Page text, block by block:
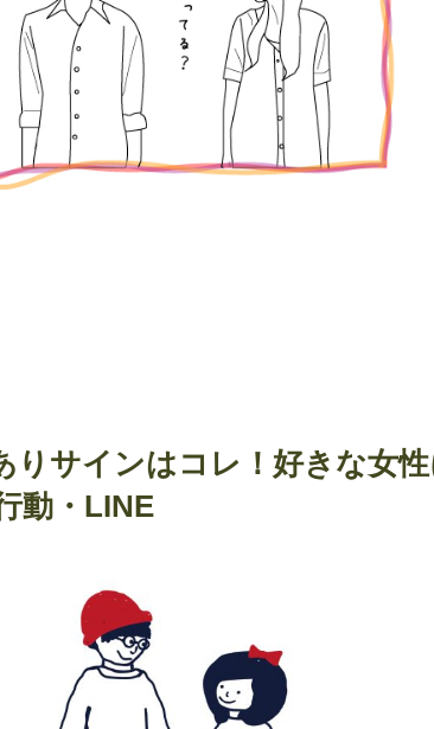
りサインはコレ！好きな女
動・LINE